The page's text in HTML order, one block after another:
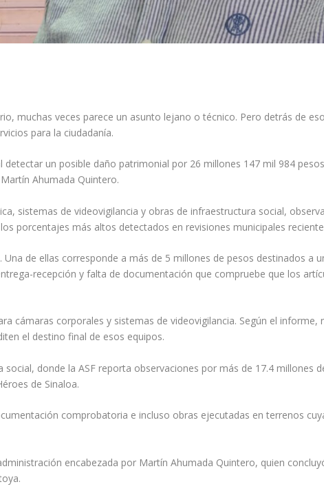
muchas veces parece un asunto lejano o técnico. Pero detrás de
para la ciudadanía.
detectar un posible daño patrimonial por 26 millones 147 mil 984 pesos
Ahumada Quintero.
sistemas de videovigilancia y obras de infraestructura social,
porcentajes más altos detectados en revisiones municipales
de ellas corresponde a más de 5 millones de pesos destinados a
recepción y falta de documentación que compruebe que los
cámaras corporales y sistemas de videovigilancia. Según el informe,
el destino final de esos equipos.
donde la ASF reporta observaciones por más de 17.4 millones
de Sinaloa.
comprobatoria e incluso obras ejecutadas en terrenos
encabezada por Martín Ahumada Quintero, quien